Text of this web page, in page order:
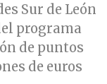
Sur de León
programa
de puntos
de euros